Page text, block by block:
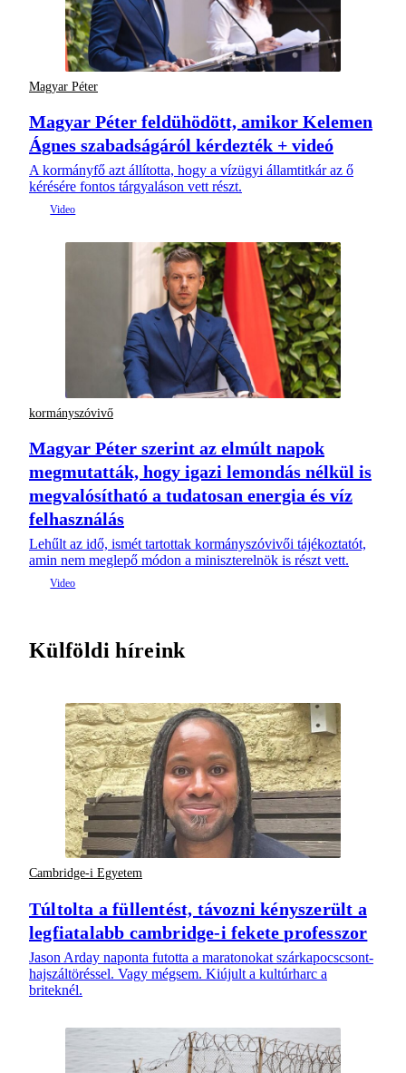
Magyar Péter
Magyar Péter feldühödött, amikor Kelemen
Ágnes szabadságáról kérdezték + videó
A kormányfő azt állította, hogy a vízügyi államtitkár az ő
kérésére fontos tárgyaláson vett részt.
kormányszóvivő
Magyar Péter szerint az elmúlt napok
megmutatták, hogy igazi lemondás nélkül is
megvalósítható a tudatosan energia és víz
felhasználás
Lehűlt az idő, ismét tartottak kormányszóvivői tájékoztatót,
amin nem meglepő módon a miniszterelnök is részt vett.
Külföldi híreink
Cambridge-i Egyetem
Túltolta a füllentést, távozni kényszerült a
legfiatalabb cambridge-i fekete professzor
Jason Arday naponta futotta a maratonokat szárkapocscsont-
hajszáltöréssel. Vagy mégsem. Kiújult a kultúrharc a
briteknél.